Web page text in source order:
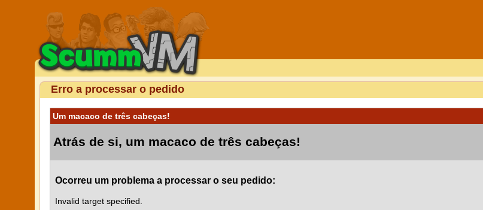
Erro a processar o pedido
Um macaco de três cabeças!
Atrás de si, um macaco de três cabeças!
Ocorreu um problema a processar o seu pedido:
Invalid target specified.